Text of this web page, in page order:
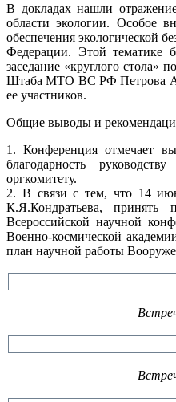
В докладах нашли
области экологии. Особое
обеспечения экологической
Федерации. Этой тематике
заседание «круглого стола»
Штаба МТО ВС РФ Петрова
ее участников.
Общие выводы и
1. Конференция отмечает
благодарность
оргкомитету.
2. В связи с тем, что 14
К.Я.Кондратьева, принять
Всероссийской научной
Военно-космической
план научной работы